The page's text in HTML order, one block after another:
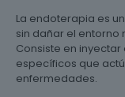
La endoterapia es
sin dañar el entorno
Consiste en
específicos que
enfermedades.